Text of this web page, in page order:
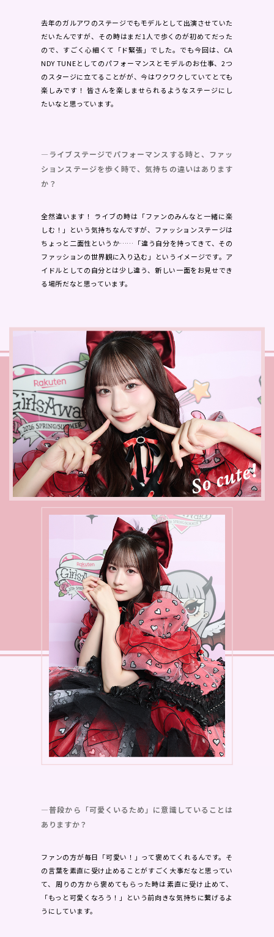
去年のガルアワのステージでもモデルとして出演させていた
だいたんですが、その時はまだ1人で歩くのが初めてだった
ので、すごく心細くて「ド緊張」でした。でも今回は、CA
NDY TUNEとしてのパフォーマンスとモデルのお仕事、2つ
のスタージに立てることがが、今はワクワクしていてとても
楽しみです！ 皆さんを楽しませられるようなステージにし
たいなと思っています。
―ライブステージでパフォーマンスする時と、ファッ
ションステージを歩く時で、気持ちの違いはあります
か？
全然違います！ ライブの時は「ファンのみんなと一緒に楽
しむ！」という気持ちなんですが、ファッションステージは
ちょっと二面性というか……「違う自分を持ってきて、その
ファッションの世界観に入り込む」というイメージです。ア
イドルとしての自分とは少し違う、新しい一面をお見せでき
る場所だなと思っています。
―普段から「可愛くいるため」に意識していることは
ありますか？
ファンの方が毎日「可愛い！」って褒めてくれるんです。そ
の言葉を素直に受け止めることがすごく大事だなと思ってい
て、周りの方から褒めてもらった時は素直に受け止めて、
「もっと可愛くなろう！」という前向きな気持ちに繋げるよ
うにしています。